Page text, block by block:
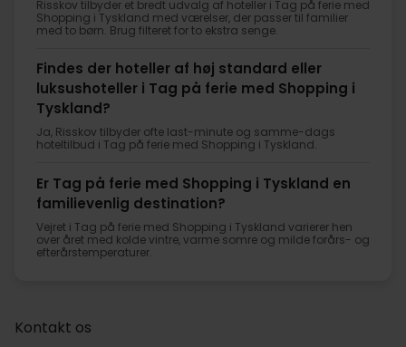
Risskov tilbyder et bredt udvalg af hoteller i Tag på ferie med
Shopping i Tyskland med værelser, der passer til familier
med to børn. Brug filteret for to ekstra senge.
Findes der hoteller af høj standard eller
luksushoteller i Tag på ferie med Shopping i
Tyskland?
Ja, Risskov tilbyder ofte last-minute og samme-dags
hoteltilbud i Tag på ferie med Shopping i Tyskland.
Er Tag på ferie med Shopping i Tyskland en
familievenlig destination?
Vejret i Tag på ferie med Shopping i Tyskland varierer hen
over året med kolde vintre, varme somre og milde forårs- og
efterårstemperaturer.
Kontakt os